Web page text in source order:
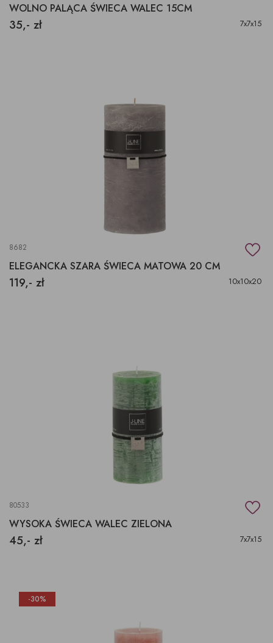
WOLNO PALĄCA ŚWIECA WALEC 15CM
35,- zł 7x7x15
8682
ELEGANCKA SZARA ŚWIECA MATOWA 20 CM
119,- zł 10x10x20
80533
WYSOKA ŚWIECA WALEC ZIELONA
45,- zł 7x7x15
-30%